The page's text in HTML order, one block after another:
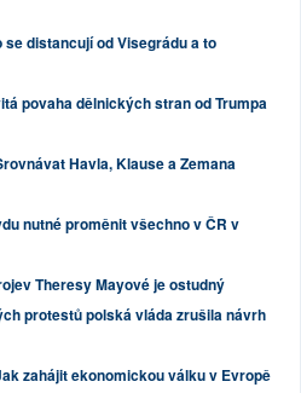
se distancují od Visegrádu a to
povaha dělnických stran od Trumpa
Havla, Klause a Zemana
nutné proměnit všechno v ČR v
Theresy Mayové je ostudný
protestů polská vláda zrušila návrh
zahájit ekonomickou válku v Evropě